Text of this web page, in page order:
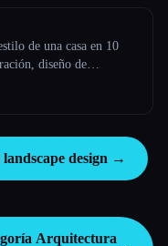
de una casa en 10
diseño de
y más.
design →
Arquitectura